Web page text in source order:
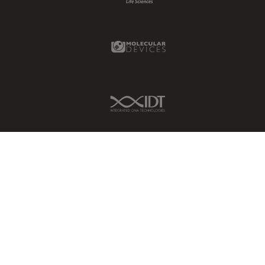
Molecular Devices Link
IDT Link